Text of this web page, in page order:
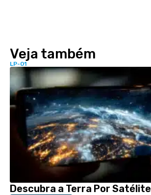
Veja também
LP-01
Descubra a Terra Por Satélite